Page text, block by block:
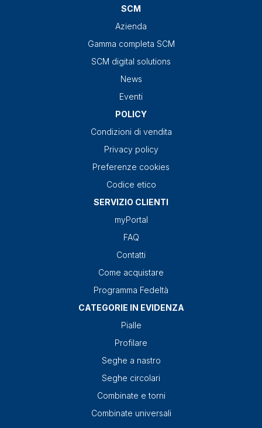
SCM
Azienda
Gamma completa SCM
SCM digital solutions
News
Eventi
POLICY
Condizioni di vendita
Privacy policy
Preferenze cookies
Codice etico
SERVIZIO CLIENTI
myPortal
FAQ
Contatti
Come acquistare
Programma Fedeltà
CATEGORIE IN EVIDENZA
Pialle
Profilare
Seghe a nastro
Seghe circolari
Combinate e torni
Combinate universali